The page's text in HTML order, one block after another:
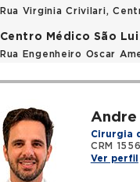
Rua Virginia Crivilari,
Centro Médico São
Rua Engenheiro Oscar
Andre
Cirurgia
CRM
Ver perfil